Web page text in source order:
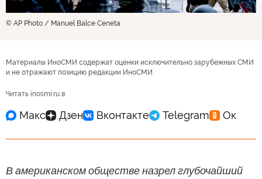
© AP Photo / Manuel Balce Ceneta
Материалы ИноСМИ содержат оценки исключительно зарубежных СМИ
и не отражают позицию редакции ИноСМИ
Читать inosmi.ru в
В американском обществе назрел глубочайший